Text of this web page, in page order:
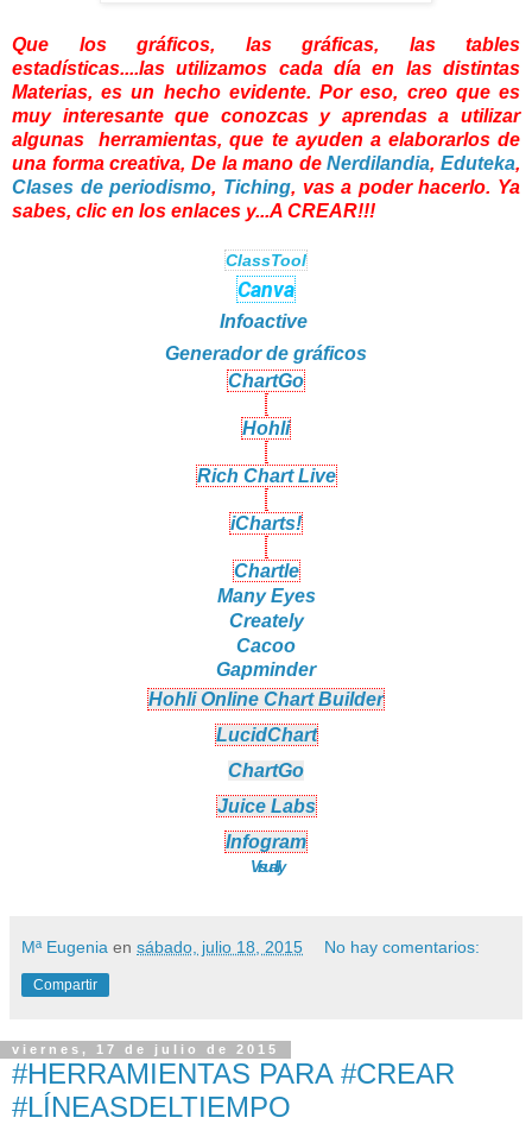
Que los gráficos, las gráficas, las tables
estadísticas....las utilizamos cada día en las distintas
Materias, es un hecho evidente. Por eso, creo que es
muy interesante que conozcas y aprendas a utilizar
algunas herramientas, que te ayuden a elaborarlos de
una forma creativa, De la mano deNerdilandia, Eduteka,
Clases de periodismo, Tiching, vas a poder hacerlo. Ya
sabes, clic en los enlaces y...A CREAR!!!
ClassTool
Canva
Infoactive
Generador de gráficos
ChartGo
Hohli
Rich Chart Live
iCharts!
Chartle
Many Eyes
Creately
Cacoo
Gapminder
Hohli Online Chart Builder
LucidChart
ChartGo
Juice Labs
Infogram
Visual.ly
Mª Eugenia en sábado, julio 18, 2015 No hay comentarios:
Compartir
viernes, 17 de julio de 2015
#HERRAMIENTAS PARA #CREAR
#LÍNEASDELTIEMPO